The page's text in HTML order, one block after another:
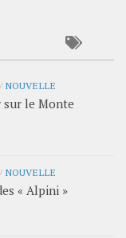
/ NOUVELLE
sur le Monte
/ NOUVELLE
« Alpini »